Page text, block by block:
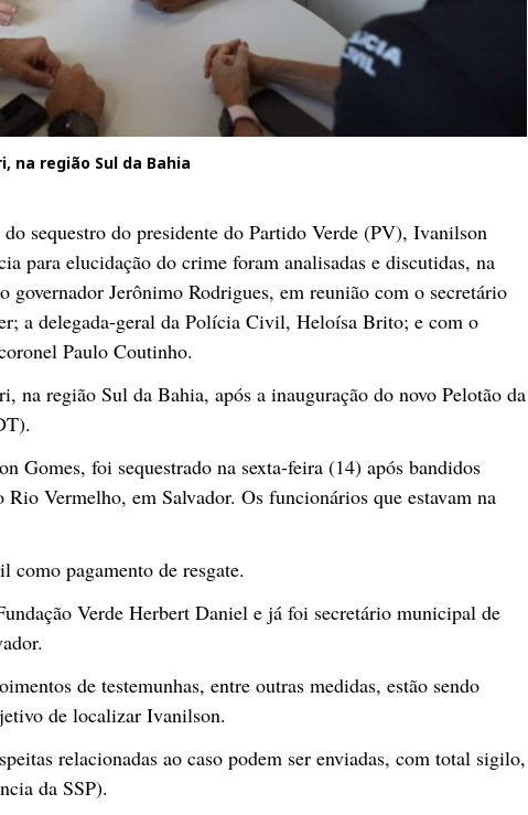
na região Sul da Bahia
sequestro do presidente do Partido Verde (PV), Ivanilson
para elucidação do crime foram analisadas e discutidas, na
governador Jerônimo Rodrigues, em reunião com o secretário
a delegada-geral da Polícia Civil, Heloísa Brito; e com o
Paulo Coutinho.
na região Sul da Bahia, após a inauguração do novo Pelotão da
Gomes, foi sequestrado na sexta-feira (14) após bandidos
Vermelho, em Salvador. Os funcionários que estavam na
como pagamento de resgate.
Verde Herbert Daniel e já foi secretário municipal de
de testemunhas, entre outras medidas, estão sendo
de localizar Ivanilson.
relacionadas ao caso podem ser enviadas, com total sigilo,
da SSP).